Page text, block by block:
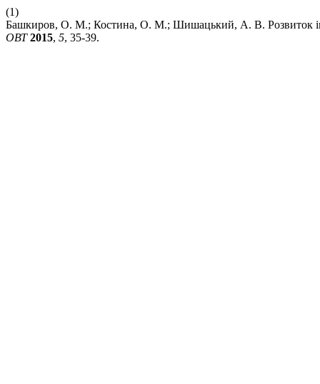
(1)
Башкиров, О. М.; Костина, О. М.; Шишацький, А. В. Розвиток
ОВТ 2015, 5, 35-39.